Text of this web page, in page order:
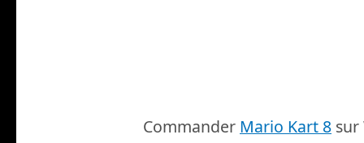
Commander Mario Kart 8 sur